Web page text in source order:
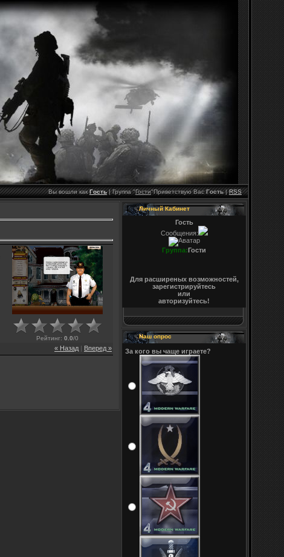
Вы вошли как Гость|Группа"Гости"Приветствую Вас Гость|RSS
Рейтинг: 0.0/0
« Назад Вперед »
Личный Кабинет
Гость
Сообщения:
Группа:Гости
Для расширеных возможностей,
зарегистрируйтесь
или
авторизуйтесь!
Наш опрос
За кого вы чаще играете?